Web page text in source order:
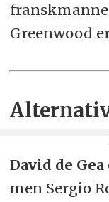
Greenwood
David de Gea
men Sergio